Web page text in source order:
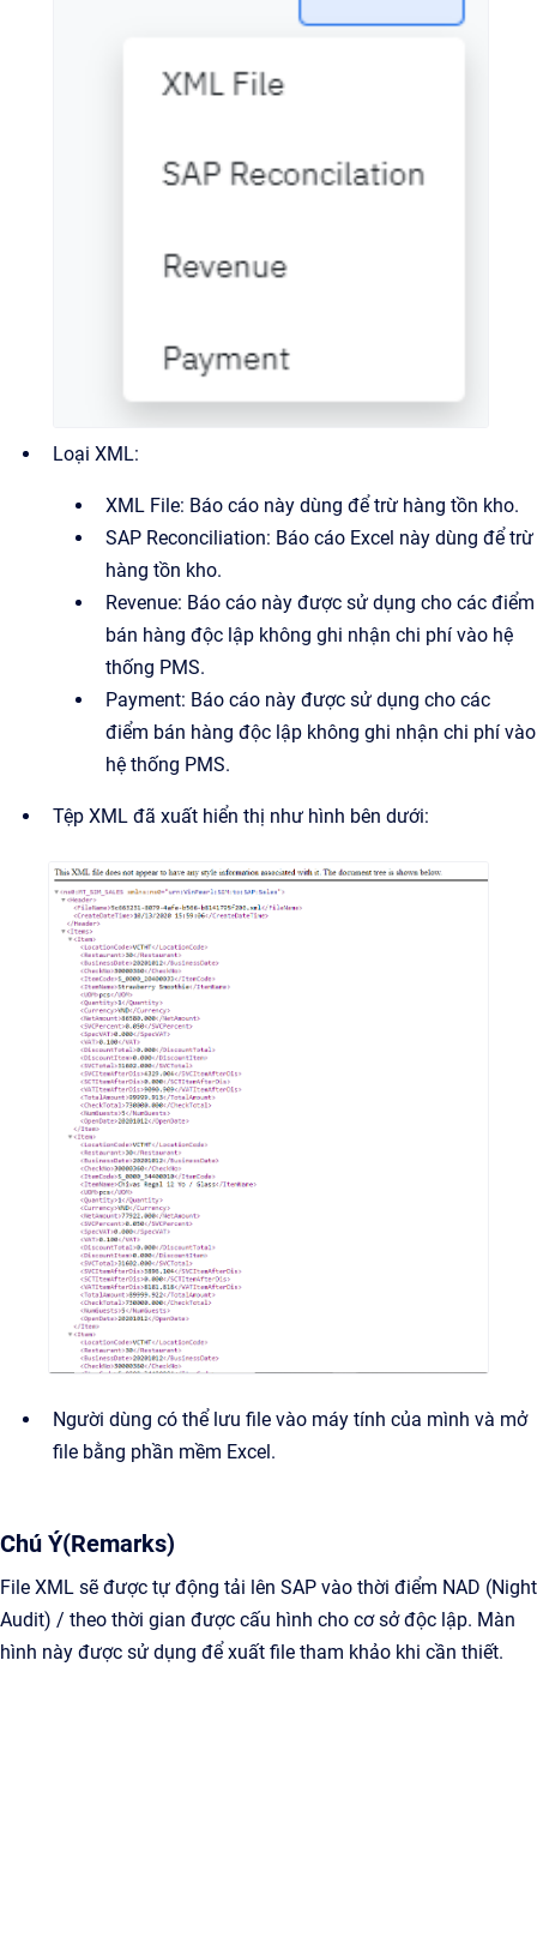
Loại XML:
XML File: Báo cáo này dùng để trừ hàng tồn kho.
SAP Reconciliation: Báo cáo Excel này dùng để trừ
hàng tồn kho.
Revenue: Báo cáo này được sử dụng cho các điểm
bán hàng độc lập không ghi nhận chi phí vào hệ
thống PMS.
Payment: Báo cáo này được sử dụng cho các
điểm bán hàng độc lập không ghi nhận chi phí vào
hệ thống PMS.
Tệp XML đã xuất hiển thị như hình bên dưới:
Người dùng có thể lưu file vào máy tính của mình và mở
file bằng phần mềm Excel.
Chú Ý(Remarks)
File XML sẽ được tự động tải lên SAP vào thời điểm NAD (Night
Audit) / theo thời gian được cấu hình cho cơ sở độc lập. Màn
hình này được sử dụng để xuất file tham khảo khi cần thiết.